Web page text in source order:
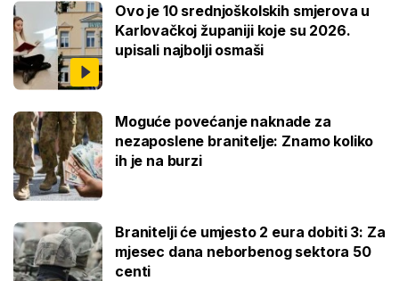
Ovo je 10 srednjoškolskih smjerova u
Karlovačkoj županiji koje su 2026.
upisali najbolji osmaši
Moguće povećanje naknade za
nezaposlene branitelje: Znamo koliko
ih je na burzi
Branitelji će umjesto 2 eura dobiti 3: Za
mjesec dana neborbenog sektora 50
centi